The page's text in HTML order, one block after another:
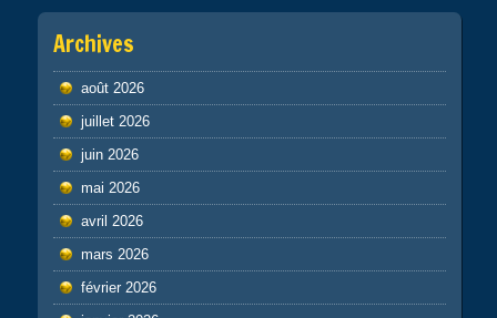
Archives
août 2026
juillet 2026
juin 2026
mai 2026
avril 2026
mars 2026
février 2026